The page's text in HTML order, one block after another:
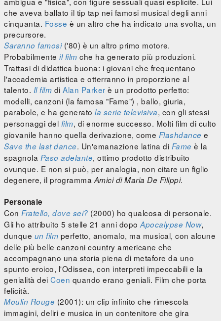
che aveva ballato il tip tap nei famosi musical degli anni
cinquanta. Fosse è un altro che ha indicato una svolta, un
precursore.
Saranno famosi('80) è un altro primo motore.
Probabilmente il film che ha generato più produzioni.
Trattasi di didattica buona: i giovani che frequentano
l'accademia artistica e otterranno in proporzione al
talento. Il film di Alan Parker è un prodotto perfetto:
modelli, canzoni (la famosa "Fame") , ballo, giuria,
parabole, e ha generato la serie televisiva, con gli stessi
personaggi del film, di enorme successo. Molti film di culto
giovanile hanno quella derivazione, come Flashdance e
Save the last dance. Un'emanazione latina di Fame è la
spagnola Paso adelante, ottimo prodotto distribuito
ovunque. E non si può, per analogia, non citare un figlio
degenere, il programma Amici di Maria De Filippi.
Personale
Con Fratello, dove sei? (2000) ho qualcosa di personale.
Gli ho attribuito 5 stelle 21 anni dopo Apocalypse Now,
dunque un film perfetto, anomalo, ma musical, con alcune
delle più belle canzoni country americane che
accompagnano una storia piena di metafore da uno
spunto eroico, l'Odissea, con interpreti impeccabili e la
genialità dei Coen quando erano geniali. Film che porta
felicità.
Moulin Rouge (2001): un clip infinito che rimescola
immagini, deliri e musica in un contenitore che gira